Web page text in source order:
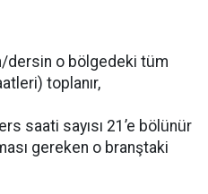
dersin o bölgedeki tüm
toplanır,
saati sayısı 21’e bölünür
gereken o branştaki